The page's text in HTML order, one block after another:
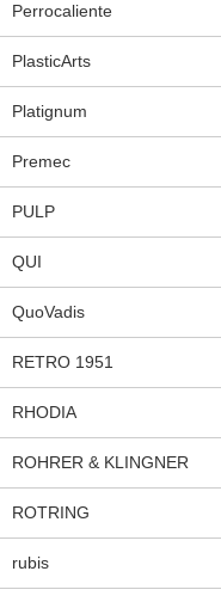
Perrocaliente
PlasticArts
Platignum
Premec
PULP
QUI
QuoVadis
RETRO 1951
RHODIA
ROHRER & KLINGNER
ROTRING
rubis